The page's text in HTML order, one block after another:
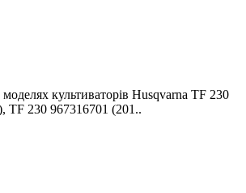
культиваторів Husqvarna TF 230
TF 230 967316701 (201..